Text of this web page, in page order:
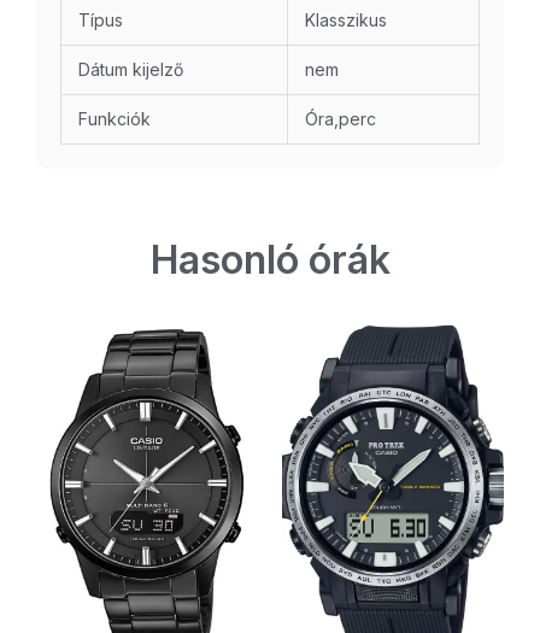
Típus Klasszikus
Dátum kijelző nem
Funkciók Óra,perc
Hasonló órák